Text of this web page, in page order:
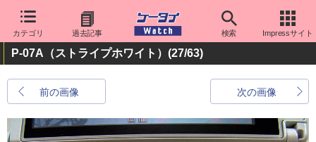
カテゴリ 過去記事 検索 Impressサイト
P-07A（ストライプホワイト） (27/63)
前の画像 次の画像